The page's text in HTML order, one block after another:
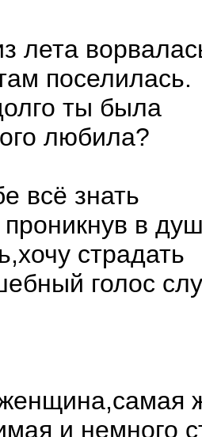
лета
поселилась.
ты была
любила?
всё знать
проникнув в
страдать
голос
и немного